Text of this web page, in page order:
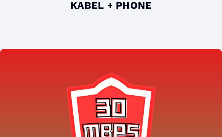
KABEL + PHONE